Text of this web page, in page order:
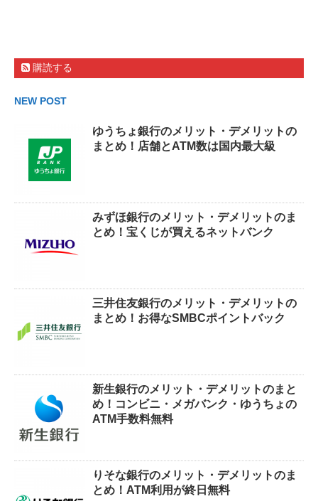
購読する
NEW POST
ゆうちょ銀行のメリット・デメリットの
まとめ！店舗とATM数は国内最大級
みずほ銀行のメリット・デメリットのま
とめ！宝くじが買えるネットバンク
三井住友銀行のメリット・デメリットの
まとめ！お得なSMBCポイントバック
新生銀行のメリット・デメリットのまと
め！コンビニ・メガバンク・ゆうちょの
ATM手数料無料
りそな銀行のメリット・デメリットのま
とめ！ATM利用が終日無料